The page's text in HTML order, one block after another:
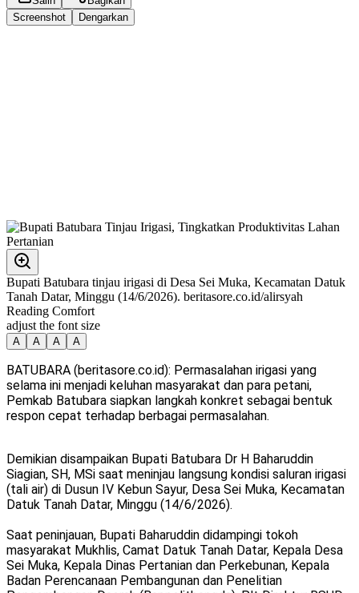
Screenshot
Dengarkan
Bupati Batubara tinjau irigasi di Desa Sei Muka, Kecamatan Datuk
Tanah Datar, Minggu (14/6/2026). beritasore.co.id/alirsyah
Reading Comfort
adjust the font size
A A A A
BATUBARA (beritasore.co.id): Permasalahan irigasi yang
selama ini menjadi keluhan masyarakat dan para petani,
Pemkab Batubara siapkan langkah konkret sebagai bentuk
respon cepat terhadap berbagai permasalahan.
Demikian disampaikan Bupati Batubara Dr H Baharuddin
Siagian, SH, MSi saat meninjau langsung kondisi saluran irigasi
(tali air) di Dusun IV Kebun Sayur, Desa Sei Muka, Kecamatan
Datuk Tanah Datar, Minggu (14/6/2026).
Saat peninjauan, Bupati Baharuddin didampingi tokoh
masyarakat Mukhlis, Camat Datuk Tanah Datar, Kepala Desa
Sei Muka, Kepala Dinas Pertanian dan Perkebunan, Kepala
Badan Perencanaan Pembangunan dan Penelitian